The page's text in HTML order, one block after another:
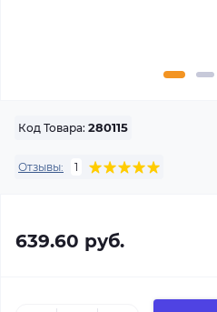
Код Товара: 280115
Отзывы: 1
639.60 руб.